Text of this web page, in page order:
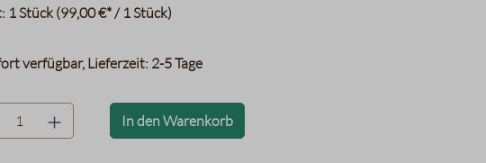
1 Stück(99,00 €* / 1 Stück)
verfügbar, Lieferzeit: 2-5 Tage
In den Warenkorb